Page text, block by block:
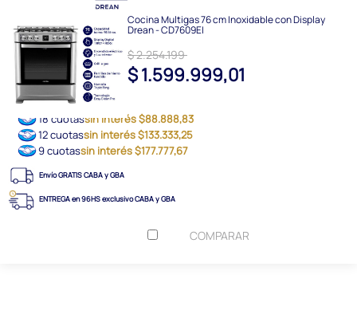
Cocina Multigas 76 cm Inoxidable con Display
Drean - CD7609EI
$ 2.254.199
$ 1.599.999,01
18 cuotassin interés $88.888,83
12 cuotassin interés $133.333,25
9 cuotassin interés $177.777,67
Envío GRATIS CABA y GBA
ENTREGA en 96HS exclusivo CABA y GBA
COMPARAR